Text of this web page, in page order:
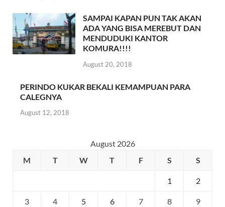
SAMPAI KAPAN PUN TAK AKAN
ADA YANG BISA MEREBUT DAN
MENDUDUKI KANTOR
KOMURA!!!!
August 20, 2018
PERINDO KUKAR BEKALI KEMAMPUAN PARA
CALEGNYA
August 12, 2018
August 2026
M
T W T F S S
1 2
3 4 5 6 7 8 9